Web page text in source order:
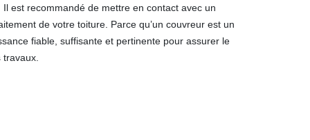
est recommandé de mettre en contact avec un
de votre toiture. Parce qu’un couvreur est un
fiable, suffisante et pertinente pour assurer le